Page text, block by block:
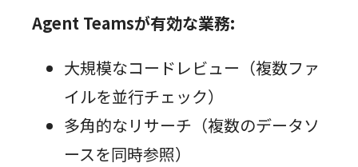
Agent Teamsが有効な業務:
大規模なコードレビュー（複数ファ
イルを並行チェック）
多角的なリサーチ（複数のデータソ
ースを同時参照）